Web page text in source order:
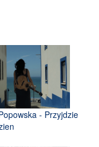
- Przyjdzie